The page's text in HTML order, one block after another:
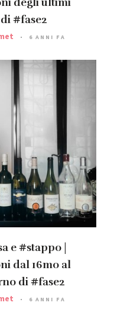
#fase2
6 ANNI FA
e #stappo |
dal 16mo al
di #fase2
6 ANNI FA